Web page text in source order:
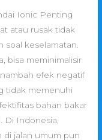
Ionic Penting
atau rusak tidak
soal keselamatan.
bisa meminimalisir
efek negatif
tidak memenuhi
bahan bakar
Di Indonesia,
di jalan umum pun